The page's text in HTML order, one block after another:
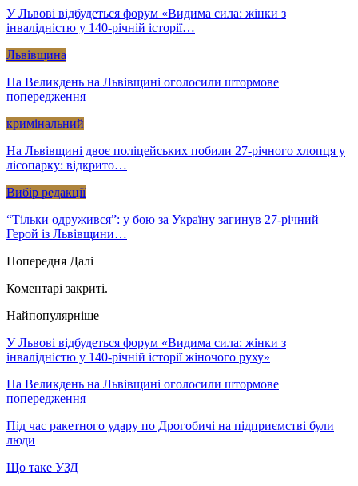
У Львові відбудеться форум «Видима сила: жінки з
інвалідністю у 140-річній історії…
Львівщина
На Великдень на Львівщині оголосили штормове
попередження
кримінальний
На Львівщині двоє поліцейських побили 27-річного хлопця у
лісопарку: відкрито…
Вибір редакції
“Тільки одружився”: у бою за Україну загинув 27-річний
Герой із Львівщини…
Попередня Далі
Коментарі закриті.
Найпопулярніше
У Львові відбудеться форум «Видима сила: жінки з
інвалідністю у 140-річній історії жіночого руху»
На Великдень на Львівщині оголосили штормове
попередження
Під час ракетного удару по Дрогобичі на підприємстві були
люди
Що таке УЗД